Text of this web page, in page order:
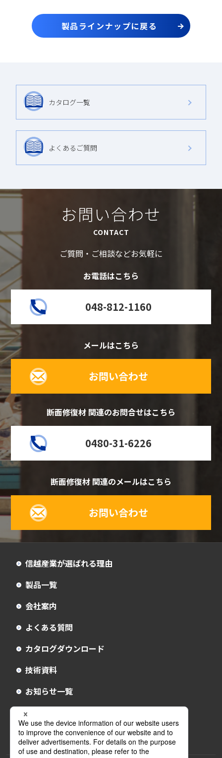
製品ラインナップに戻る
カタログ一覧
よくあるご質問
お問い合わせ
CONTACT
ご質問・ご相談などお気軽に
お電話はこちら
048-812-1160
メールはこちら
お問い合わせ
断面修復材 関連のお問合せはこちら
0480-31-6226
断面修復材 関連のメールはこちら
お問い合わせ
信越産業が選ばれる理由
製品一覧
会社案内
よくある質問
カタログダウンロード
技術資料
お知らせ一覧
お問い合わせ
採用情報